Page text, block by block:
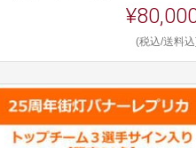
(税込/送料